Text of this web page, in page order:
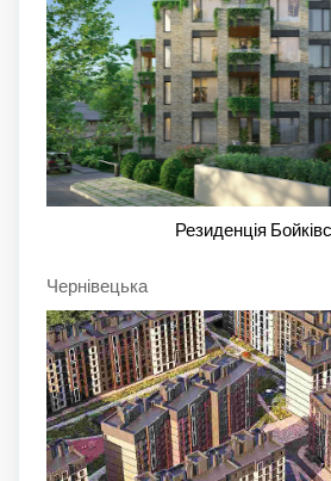
Резиденція
Чернівецька